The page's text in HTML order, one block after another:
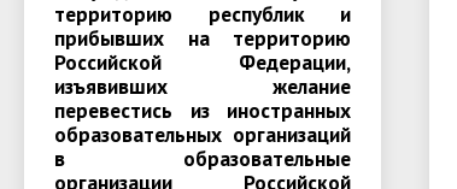
территорию республик и
прибывших на территорию
Российской Федерации,
изъявивших желание
перевестись из иностранных
образовательных организаций
в образовательные
организации Российской